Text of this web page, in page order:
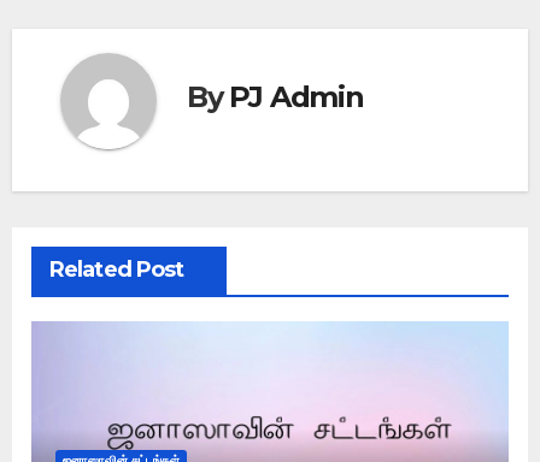
ByPJ Admin
Related Post